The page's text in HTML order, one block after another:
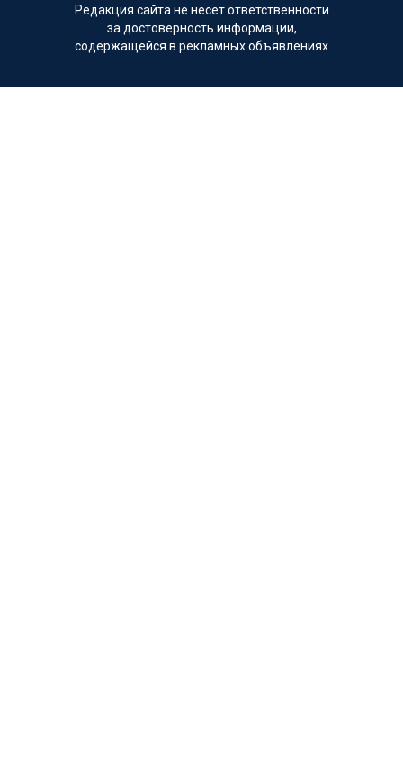
Редакция сайта не несет ответственности
за достоверность информации,
содержащейся в рекламных объявлениях